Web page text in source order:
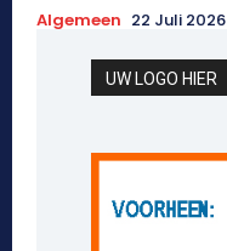
Algemeen 22 Juli 2026
UW LOGO HIER